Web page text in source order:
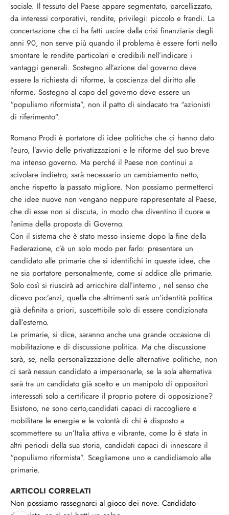
sociale. Il tessuto del Paese appare segmentato, parcellizzato,
da interessi corporativi, rendite, privilegi: piccolo e frandi. La
concertazione che ci ha fatti uscire dalla crisi finanziaria degli
anni 90, non serve più quando il problema è essere forti nello
smontare le rendite particolari e credibili nell’indicare i
vantaggi generali. Sostegno all’azione del governo deve
essere la richiesta di riforme, la coscienza del diritto alle
riforme. Sostegno al capo del governo deve essere un
“populismo riformista”, non il patto di sindacato tra “azionisti
di riferimento”.
Romano Prodi è portatore di idee politiche che ci hanno dato
l’euro, l’avvio delle privatizzazioni e le riforme del suo breve
ma intenso governo. Ma perché il Paese non continui a
scivolare indietro, sarà necessario un cambiamento netto,
anche rispetto la passato migliore. Non possiamo permetterci
che idee nuove non vengano neppure rappresentate al Paese,
che di esse non si discuta, in modo che diventino il cuore e
l’anima della proposta di Governo.
Con il sistema che è stato messo insieme dopo la fine della
Federazione, c’è un solo modo per farlo: presentare un
candidato alle primarie che si identifichi in queste idee, che
ne sia portatore personalmente, come si addice alle primarie.
Solo così si riuscirà ad arricchire dall’interno , nel senso che
dicevo poc’anzi, quella che altrimenti sarà un’identità politica
già definita a priori, suscettibile solo di essere condizionata
dall’esterno.
Le primarie, si dice, saranno anche una grande occasione di
mobilitazione e di discussione politica. Ma che discussione
sarà, se, nella personalizzazione delle alternative politiche, non
ci sarà nessun candidato a impersonarle, se la sola alternativa
sarà tra un candidato già scelto e un manipolo di oppositori
interessati solo a certificare il proprio potere di opposizione?
Esistono, ne sono certo,candidati capaci di raccogliere e
mobilitare le energie e le volontà di chi è disposto a
scommettere su un’Italia attiva e vibrante, come lo è stata in
altri periodi della sua storia, candidati capaci di innescare il
“populismo riformista”. Scegliamone uno e candidiamolo alle
primarie.
ARTICOLI CORRELATI
Non possiamo rassegnarci al gioco dei nove. Candidato